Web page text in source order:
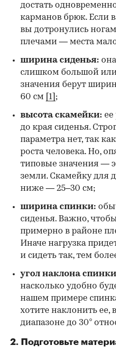
достать
карманов брюк. Если
вы дотронулись
плечами — места
ширина сиденья:
слишком большой или
значения берут
60 см [1] ;
высота скамейки: ее
до края сиденья.
параметра нет, так
роста человека. Но,
типовые значения —
земли. Скамейку для
ниже — 25–30 см;
ширина спинки:
сиденья. Важно,
примерно в районе
Иначе нагрузка
и сидеть так, тем
угол наклона
насколько удобно
нашем примере
хотите наклонить ее,
диапазоне до 30°
2. Подготовьте